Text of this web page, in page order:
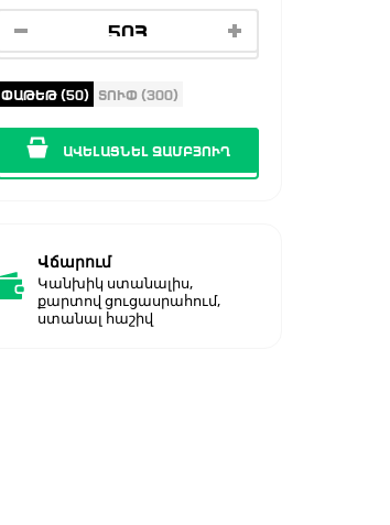
ՓԱԹԵԹ (50) ՏՈՒՓ (300)
ԱՎԵԼԱՑՆԵԼ ԶԱՄԲՅՈՒՂ
Վճարում
Կանխիկ ստանալիս,
քարտով ցուցասրահում,
ստանալ հաշիվ